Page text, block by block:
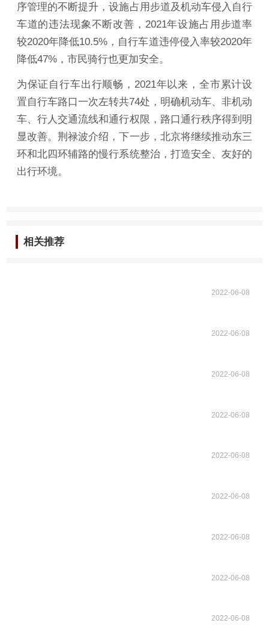
序管理的不断提升，设施占用步道及机动车侵入自行
车道的违法现象不断改善，2021年设施占用步道率
较2020年降低10.5%，自行车道违停侵入率较2020年
降低47%，市民骑行也更加安全。
为保证自行车出行顺畅，2021年以来，全市累计设
置自行车路口一次左转共74处，明确机动车、非机动
车、行人交通流线和通行权限，路口通行秩序得到明
显改善。荆禄波介绍，下一步，北京将继续推动东三
环和北四环辅路的慢行系统整治，打造安全、友好的
出行环境。
相关推荐
2022-06-08
2022-06-08
2022-06-08
2022-06-08
2022-06-08
2022-06-08
2022-06-08
2022-06-08
2022-06-08